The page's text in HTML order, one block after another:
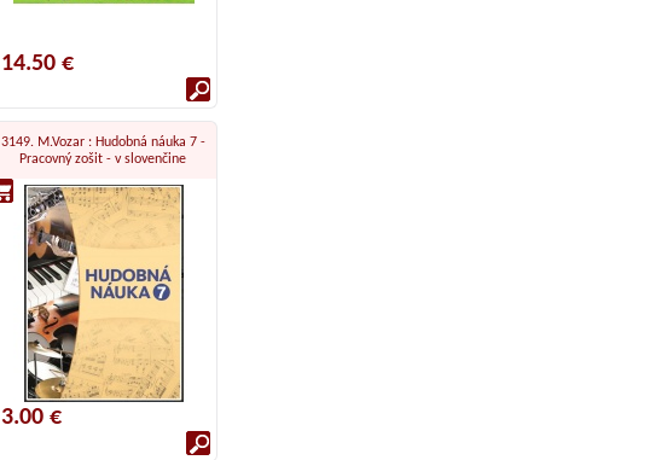
14.50 €
3149. M.Vozar : Hudobná náuka 7 -
Pracovný zošit - v slovenčine
3.00 €